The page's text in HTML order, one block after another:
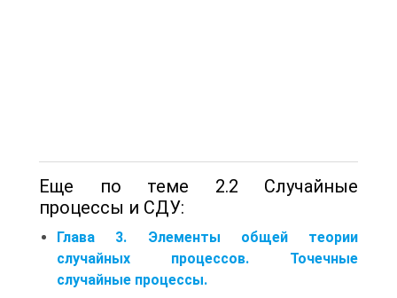
Еще по теме 2.2 Случайные
процессы и СДУ:
Глава 3. Элементы общей теории
случайных процессов. Точечные
случайные процессы.